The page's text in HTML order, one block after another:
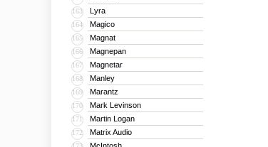
163 Lyra
164 Magico
165 Magnat
166 Magnepan
167 Magnetar
168 Manley
169 Marantz
170 Mark Levinson
171 Martin Logan
172 Matrix Audio